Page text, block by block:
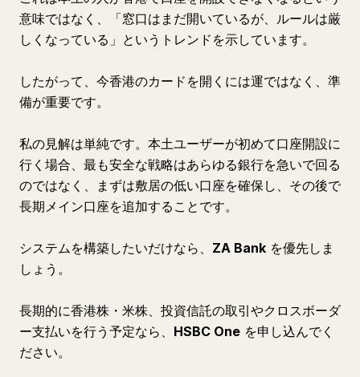
意味ではなく、「窓口はまだ開いているが、ルールは厳
しくなっている」というトレンドを示しています。
したがって、今香港のカードを開くには運ではなく、準
備が重要です。
私の見解は単純です。本土ユーザーが初めて口座開設に
行く場合、最も安全な戦略はあらゆる銀行を急いで回る
のではなく、まずは敷居の低い口座を確保し、その後で
長期メイン口座を追加することです。
システムを構築したいだけなら、 ZA Bank を優先しま
しょう。
長期的に香港株・米株、投資信託の取引やクロスボーダ
ー支払いを行う予定なら、 HSBC One を申し込んでく
ださい。